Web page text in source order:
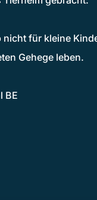
für kleine
Gehege leben.
BE